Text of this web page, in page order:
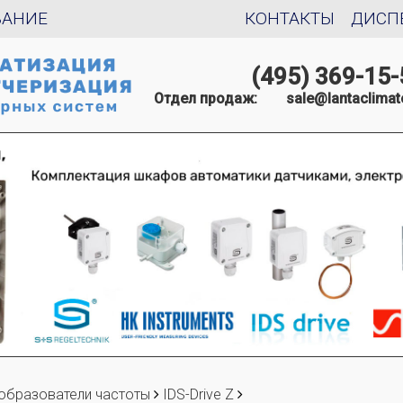
КОНТАКТЫ
(495) 369-
Отдел продаж:
частоты IDS-Drive Z